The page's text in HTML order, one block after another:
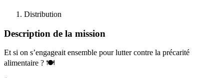
Distribution
Description de la mission
Et si on s’engageait ensemble pour lutter contre la précarité
alimentaire ? 🍽️